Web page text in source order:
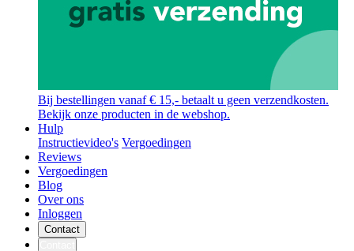
Bij bestellingen vanaf € 15,- betaalt u geen verzendkosten.
Bekijk onze producten in de webshop.
Hulp
Instructievideo's Vergoedingen
Reviews
Vergoedingen
Blog
Over ons
Inloggen
Contact